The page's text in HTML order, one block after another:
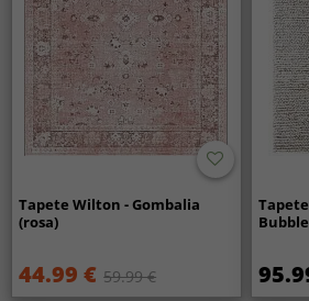
Tapete Wilton - Gombalia
(rosa)
44.99 € 59.99 €